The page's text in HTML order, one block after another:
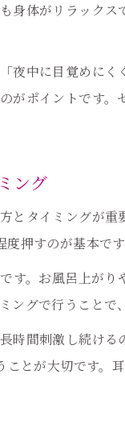
質の良い
耳つぼを使
眠れない
耳つぼ活
女性におす
耳つぼで
忙しい日々でも
すき間時
耳つぼ習
身体がリラック
中に目覚めに
がポイントです
ング
とタイミングが
押すのが基本で
す。お風呂上が
グで行うことで
時間刺激し続け
とが大切です